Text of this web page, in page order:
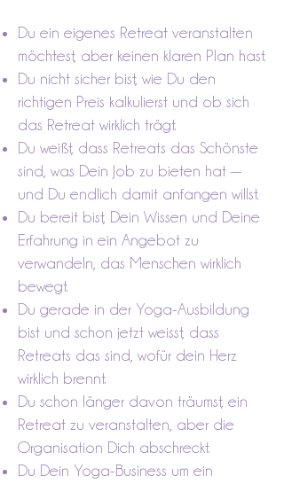
Du ein eigenes Retreat veranstalten
möchtest, aber keinen klaren Plan hast.
Du nicht sicher bist, wie Du den
richtigen Preis kalkulierst und ob sich
das Retreat wirklich trägt.
Du weißt, dass Retreats das Schönste
sind, was Dein Job zu bieten hat —
und Du endlich damit anfangen willst.
Du bereit bist, Dein Wissen und Deine
Erfahrung in ein Angebot zu
verwandeln, das Menschen wirklich
bewegt.
Du gerade in der Yoga-Ausbildung
bist und schon jetzt weisst, dass
Retreats das sind, wofür dein Herz
wirklich brennt.
Du schon länger davon träumst, ein
Retreat zu veranstalten, aber die
Organisation Dich abschreckt.
Du Dein Yoga-Business um ein